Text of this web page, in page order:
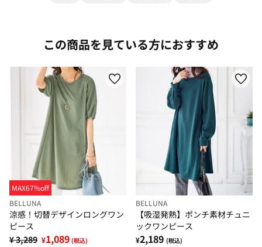
この商品を見ている方におすすめ
MAX67%off
BELLUNA
涼感！切替デザインロングワン
ピース
¥ 3,289 ¥1,089 (税込)
BELLUNA
【吸湿発熱】ポンチ素材チュニ
ックワンピース
¥2,189 (税込)